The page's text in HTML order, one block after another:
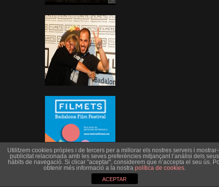
Utilitzem cookies pròpies i de tercers per a millorar els nostres serveis i
publicitat relacionada amb les seves preferències mitjançant l’anàlisi dels seus
hàbits de navegació. Si clicar "aceptar", considerem que n’accepta el seu ús.
obtenir més informació a la nostra política de cookies.
ACEPTAR